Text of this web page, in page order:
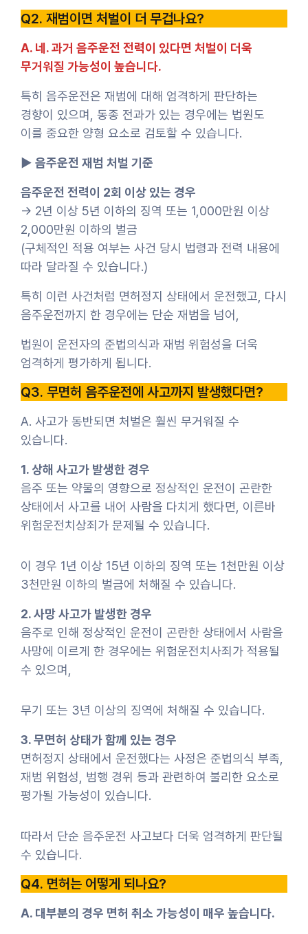
Q2. 재범이면 처벌이 더 무겁나요?
A. 네. 과거 음주운전 전력이 있다면 처벌이 더욱
무거워질 가능성이 높습니다.
특히 음주운전은 재범에 대해 엄격하게 판단하는
경향이 있으며, 동종 전과가 있는 경우에는 법원도
이를 중요한 양형 요소로 검토할 수 있습니다.
▶ 음주운전 재범 처벌 기준
음주운전 전력이 2회 이상 있는 경우
→ 2년 이상 5년 이하의 징역 또는 1,000만원 이상
2,000만원 이하의 벌금
(구체적인 적용 여부는 사건 당시 법령과 전력 내용에
따라 달라질 수 있습니다.)
특히 이런 사건처럼 면허정지 상태에서 운전했고, 다시
음주운전까지 한 경우에는 단순 재범을 넘어,
법원이 운전자의 준법의식과 재범 위험성을 더욱
엄격하게 평가하게 됩니다.
Q3. 무면허 음주운전에 사고까지 발생했다면?
A. 사고가 동반되면 처벌은 훨씬 무거워질 수
있습니다.
1. 상해 사고가 발생한 경우
음주 또는 약물의 영향으로 정상적인 운전이 곤란한
상태에서 사고를 내어 사람을 다치게 했다면, 이른바
위험운전치상죄가 문제될 수 있습니다.
이 경우 1년 이상 15년 이하의 징역 또는 1천만원 이상
3천만원 이하의 벌금에 처해질 수 있습니다.
2. 사망 사고가 발생한 경우
음주로 인해 정상적인 운전이 곤란한 상태에서 사람을
사망에 이르게 한 경우에는 위험운전치사죄가 적용될
수 있으며,
무기 또는 3년 이상의 징역에 처해질 수 있습니다.
3. 무면허 상태가 함께 있는 경우
면허정지 상태에서 운전했다는 사정은 준법의식 부족,
재범 위험성, 범행 경위 등과 관련하여 불리한 요소로
평가될 가능성이 있습니다.
따라서 단순 음주운전 사고보다 더욱 엄격하게 판단될
수 있습니다.
Q4. 면허는 어떻게 되나요?
A. 대부분의 경우 면허 취소 가능성이 매우 높습니다.